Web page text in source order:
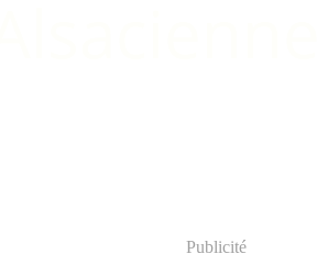
Publicité